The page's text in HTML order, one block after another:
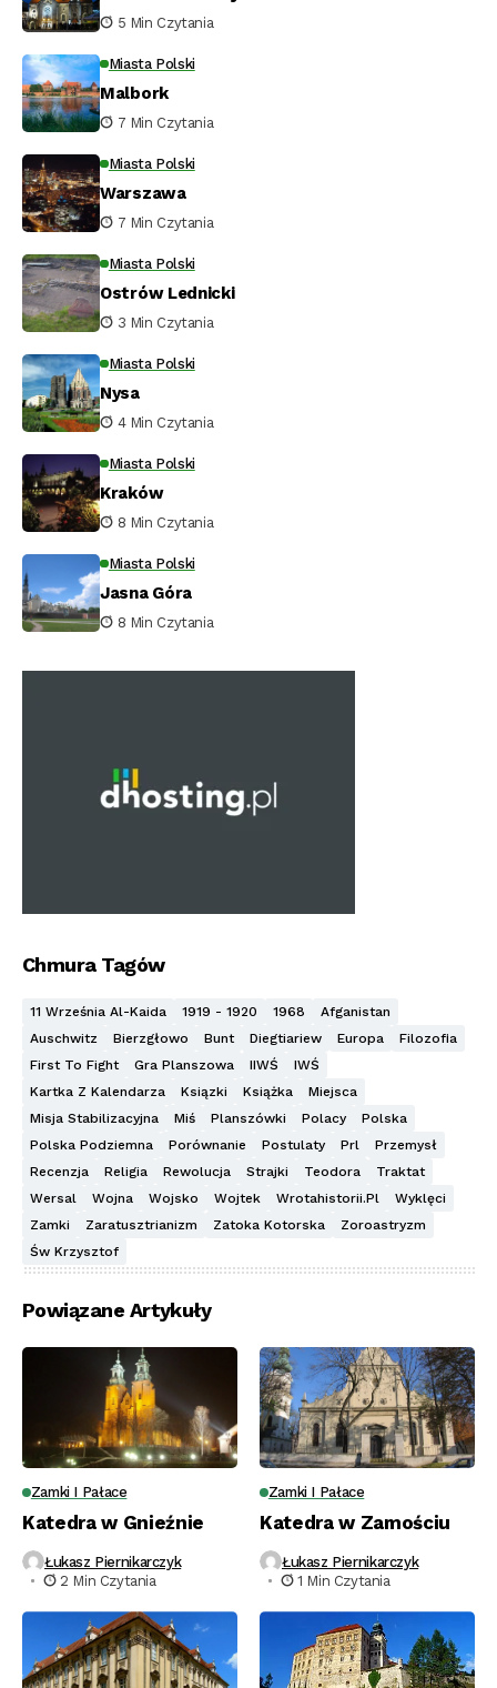
5 Min Czytania
Miasta Polski
Malbork
7 Min Czytania
Miasta Polski
Warszawa
7 Min Czytania
Miasta Polski
Ostrów Lednicki
3 Min Czytania
Miasta Polski
Nysa
4 Min Czytania
Miasta Polski
Kraków
8 Min Czytania
Miasta Polski
Jasna Góra
8 Min Czytania
Chmura Tagów
11 Września Al-Kaida 1919 - 1920 1968
Afganistan
Auschwitz
Bierzgłowo Bunt Diegtiariew Europa
Filozofia
First To Fight
Gra Planszowa IIWŚ
IWŚ
Kartka Z Kalendarza
Ksiązki Książka
Miejsca
Misja Stabilizacyjna
Miś Planszówki Polacy
Polska
Polska Podziemna
Porównanie Postulaty Prl
Przemysł
Recenzja
Religia Rewolucja Strajki Teodora
Traktat
Wersal
Wojna Wojsko Wojtek Wrotahistorii.pl
Wyklęci
Zamki
Zaratusztrianizm Zatoka Kotorska
Zoroastryzm
Św Krzysztof
Powiązane Artykuły
Zamki I Pałace
Katedra w Gnieźnie
Łukasz Piernikarczyk
2 Min Czytania
Zamki I Pałace
Katedra w Zamościu
Łukasz Piernikarczyk
1 Min Czytania